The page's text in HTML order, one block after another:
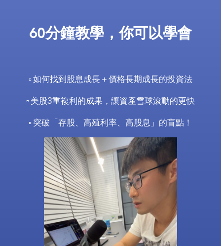
60分鐘教學，你可以學會
▫️ 如何找到股息成長＋價格長期成長的投資法
▫️ 美股3重複利的成果，讓資產雪球滾動的更快
▫️ 突破「存股、高殖利率、高股息」的盲點！